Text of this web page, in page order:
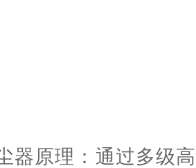
器原理：通过多级